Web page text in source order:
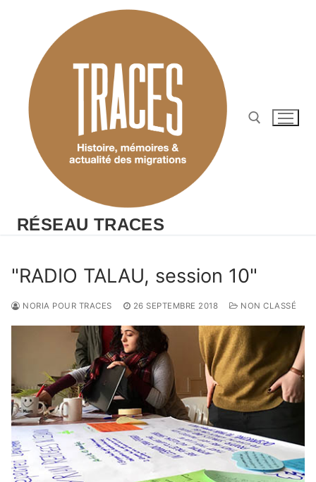
RÉSEAU TRACES
"RADIO TALAU, session 10"
NORIA POUR TRACES 26 SEPTEMBRE 2018 NON CLASSÉ